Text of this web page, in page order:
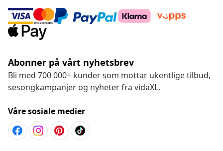
Abonner på vårt nyhetsbrev
Bli med 700 000+ kunder som mottar ukentlige tilbud,
sesongkampanjer og nyheter fra vidaXL.
Våre sosiale medier